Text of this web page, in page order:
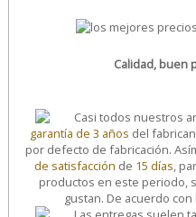
Calidad, buen
Casi todos nuestros
garantía de 3 años del
por defecto de fabricación.
de satisfacción de 15 días ,
productos en este periodo,
gustan. De acuerdo